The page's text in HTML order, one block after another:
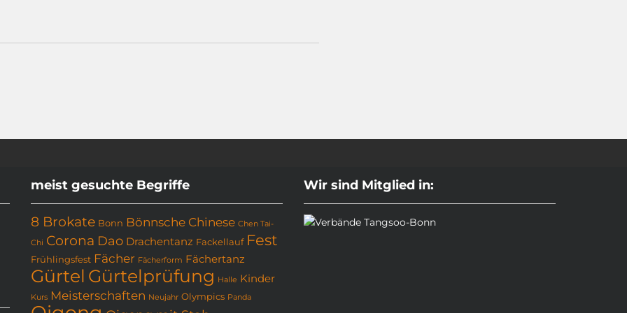
meist gesuchte Begriffe
8 Brokate Bonn Bönnsche Chinese Chen Tai-
Chi Corona Dao Drachentanz Fackellauf Fest
Frühlingsfest Fächer Fächerform Fächertanz
Gürtel Gürtelprüfung Halle Kinder
Kurs Meisterschaften Neujahr Olympics Panda
Wir sind Mitglied in: